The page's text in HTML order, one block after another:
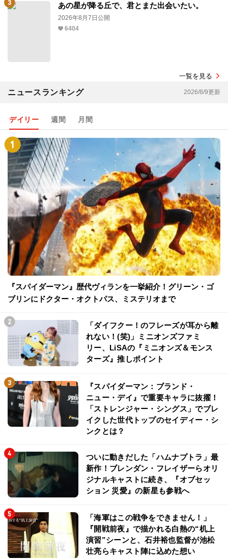
あの星が降る丘で、君とまた出会いたい。
2026年8月7日公開
6404
一覧を見る
ニュースランキング 2026/8/9更新
デイリー 週間 月間
『スパイダーマン』歴代ヴィランを一挙紹介！グリーン・ゴ
ブリンにドクター・オクトパス、ミステリオまで
「ダイフクー！のフレーズが耳から離
れない！(笑)」ミニオンズファミ
リー、LiSAの『ミニオンズ＆モンス
ターズ』推しポイント
『スパイダーマン：ブランド・
ニュー・デイ』で重要キャラに抜擢！
「ストレンジャー・シングス」でブレ
イクした世代トップのセイディー・シ
ンクとは？
ついに動きだした「ハムナプトラ」最
新作！ブレンダン・フレイザーらオリ
ジナルキャストに続き、『オブセッ
ション 災愛』の新星も参戦へ
「海軍はこの戦争をできません！」
『開戦前夜』で描かれる白熱の“机上
演習”シーンと、石井裕也監督が池松
壮亮らキャスト陣に込めた想い